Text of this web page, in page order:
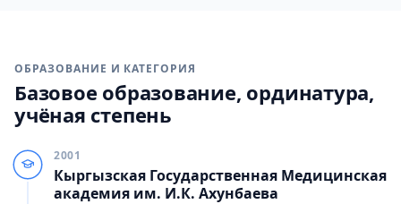
ОБРАЗОВАНИЕ И КАТЕГОРИЯ
Базовое образование, ординатура,
учёная степень
2001
Кыргызская Государственная Медицинская
академия им. И.К. Ахунбаева